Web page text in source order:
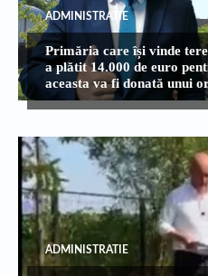
ADMINISTRATIE
Primăria care își vinde
a plătit 14.000 de euro
aceasta va fi donată unui
ADMINISTRATIE